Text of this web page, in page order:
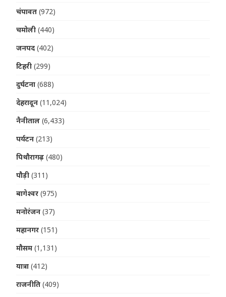
चंपावत (972)
चमोली (440)
जनपद (402)
टिहरी (299)
दुर्घटना (688)
देहरादून (11,024)
नैनीताल (6,433)
पर्यटन (213)
पिथौरागढ़ (480)
पौड़ी (311)
बागेश्वर (975)
मनोरंजन (37)
महानगर (151)
मौसम (1,131)
यात्रा (412)
राजनीति (409)